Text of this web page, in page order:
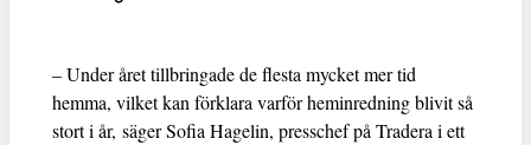
– Under året tillbringade de flesta mycket mer tid
hemma, vilket kan förklara varför heminredning blivit så
stort i år, säger Sofia Hagelin, presschef på Tradera i ett